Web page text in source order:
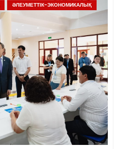
ӘЛЕУМЕТТІК-ЭКОНОМИКАЛЫҚ